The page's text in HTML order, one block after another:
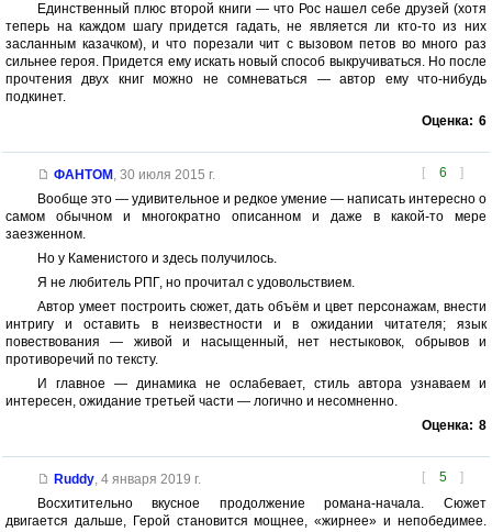
Единственный плюс второй книги — что Рос нашел себе друзей (хотя
теперь на каждом шагу придется гадать, не является ли кто-то из них
засланным казачком), и что порезали чит с вызовом петов во много раз
сильнее героя. Придется ему искать новый способ выкручиваться. Но после
прочтения двух книг можно не сомневаться — автор ему что-нибудь
подкинет.
Оценка: 6
[ 6 ]
ФАНТОМ , 30 июля 2015 г.
Вообще это — удивительное и редкое умение — написать интересно о
самом обычном и многократно описанном и даже в какой-то мере
заезженном.
Но у Каменистого и здесь получилось.
Я не любитель РПГ, но прочитал с удовольствием.
Автор умеет построить сюжет, дать объём и цвет персонажам, внести
интригу и оставить в неизвестности и в ожидании читателя; язык
повествования — живой и насыщенный, нет нестыковок, обрывов и
противоречий по тексту.
И главное — динамика не ослабевает, стиль автора узнаваем и
интересен, ожидание третьей части — логично и несомненно.
Оценка: 8
[ 5 ]
Ruddy, 4 января 2019 г.
Восхитительно вкусное продолжение романа-начала. Сюжет
двигается дальше, Герой становится мощнее, «жирнее» и непобедимее.